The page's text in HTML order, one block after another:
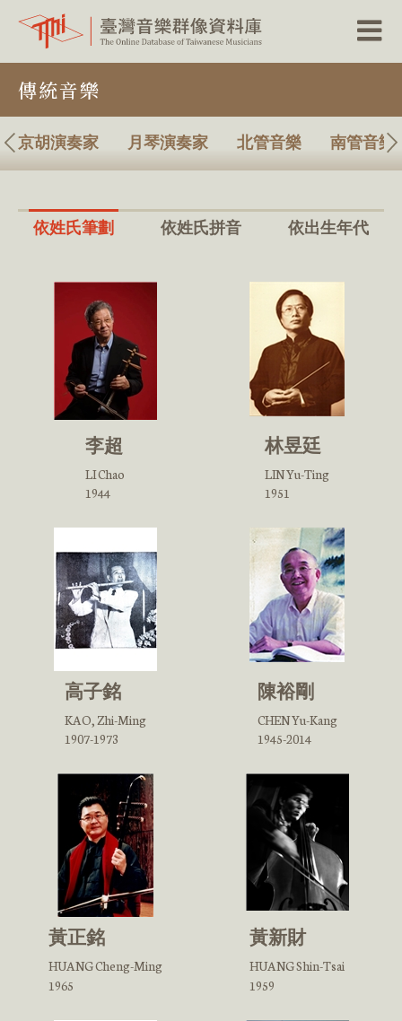
要
內
容
區
傳統音樂
京胡演奏家 月琴演奏家 北管音樂 南管音樂
依姓氏筆劃 依姓氏拼音 依出生年代
李超
LI Chao
1944
林昱廷
LIN Yu-Ting
1951
高子銘
KAO, Zhi-Ming
1907-1973
陳裕剛
CHEN Yu-Kang
1945-2014
黃正銘
HUANG Cheng-Ming
1965
黃新財
HUANG Shin-Tsai
1959